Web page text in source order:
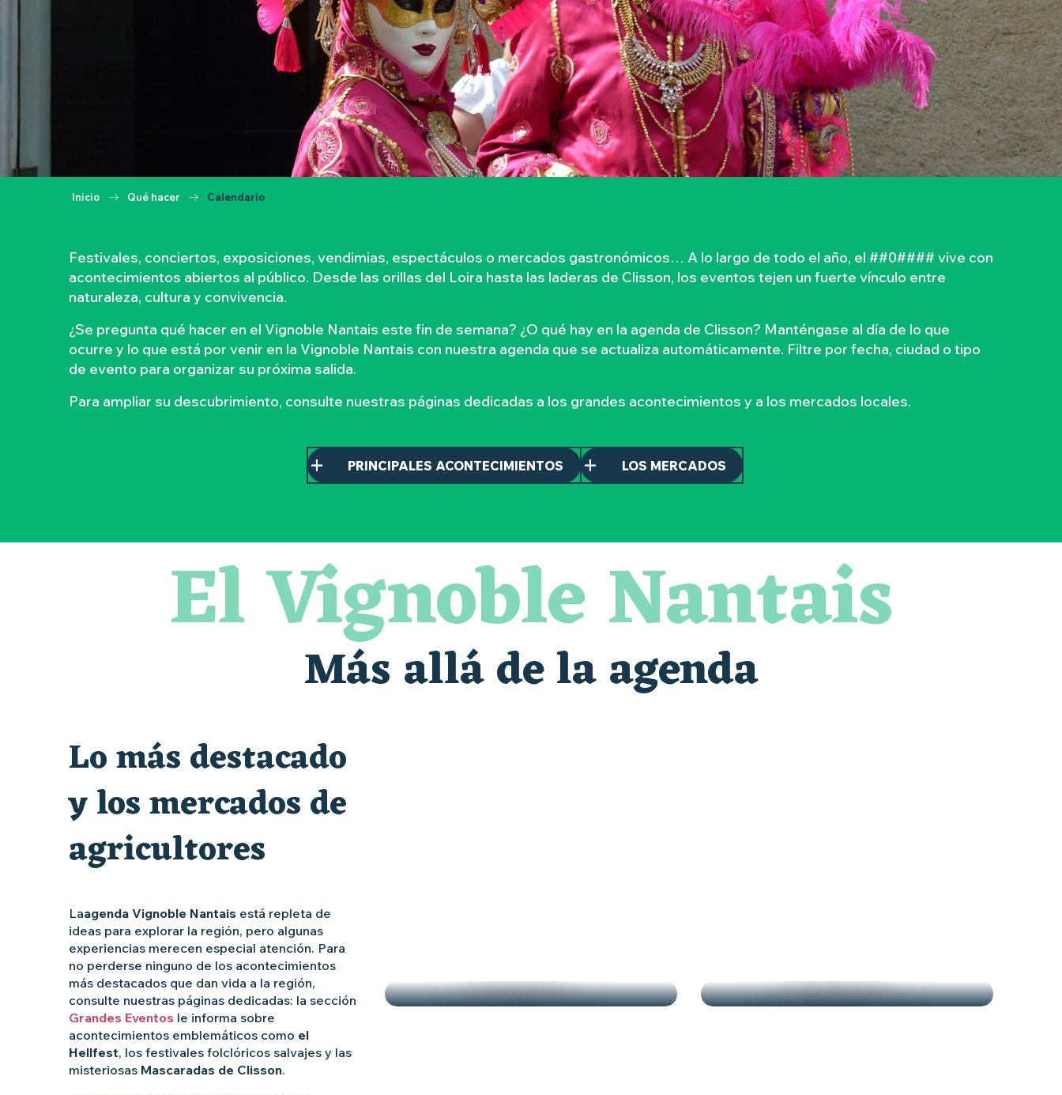
Inicio Qué hacer Calendario
Festivales, conciertos, exposiciones, vendimias, espectáculos o mercados gastronómicos… A lo largo de todo el año, el ##0#### vive con
acontecimientos abiertos al público. Desde las orillas del Loira hasta las laderas de Clisson, los eventos tejen un fuerte vínculo entre
naturaleza, cultura y convivencia.
¿Se pregunta qué hacer en el Vignoble Nantais este fin de semana? ¿O qué hay en la agenda de Clisson? Manténgase al día de lo que
ocurre y lo que está por venir en la Vignoble Nantais con nuestra agenda que se actualiza automáticamente. Filtre por fecha, ciudad o tipo
de evento para organizar su próxima salida.
Para ampliar su descubrimiento, consulte nuestras páginas dedicadas a los grandes acontecimientos y a los mercados locales.
PRINCIPALES ACONTECIMIENTOS LOS MERCADOS
Visite guidée « Histoire d'un jardin pittoresque »
« Veduta, les palais oubliés d'Italie » Thomas Jorion
Visites guidées expo « Veduta, les palais oubliés d'Italie »
Les Dimanches au port, 6e édition
El Vignoble Nantais
Más allá de la agenda
Lo más destacado
y los mercados de
agricultores
Laagenda Vignoble Nantais está repleta de
ideas para explorar la región, pero algunas
experiencias merecen especial atención. Para
no perderse ninguno de los acontecimientos
más destacados que dan vida a la región,
consulte nuestras páginas dedicadas: la sección
Grandes Eventos le informa sobre
acontecimientos emblemáticos como el
Hellfest, los festivales folclóricos salvajes y las
misteriosas Mascaradas de Clisson.